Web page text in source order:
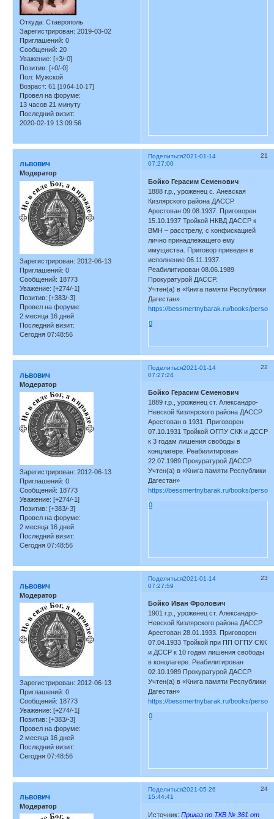
Откуда: Ставрополь
Зарегистрирован: 2019-03-02
Приглашений: 0
Сообщений: 20
Уважение: [+3/-0]
Позитив: [+0/-0]
Пол: Мужской
Возраст: 61 [1964-10-17]
Провел на форуме:
13 часов 21 минуту
Последний визит:
2020-02-19 13:09:56
Поделиться 21
2021-01-14
07:27:00
львович
Модератор
Зарегистрирован: 2012-06-13
Приглашений: 0
Сообщений: 18773
Уважение: [+274/-1]
Позитив: [+383/-3]
Провел на форуме:
2 месяца 16 дней
Последний визит:
Сегодня 07:48:56
Бойко Герасим Семенович
1888 г.р., уроженец с. Аневская
Кизлярского района ДАССР.
Арестован 09.08.1937. Приговорен
15.10.1937 Тройкой НКВД ДАССР к
ВМН – расстрелу, с конфискацией
лично принадлежащего ему
имущества. Приговор приведен в
исполнение 06.11.1937.
Реабилитирован 08.06.1989
Прокуратурой ДАССР.
Учтен(а) в «Книга памяти Республики
Дагестан»
https://bessmertnybarak.ru/books/
0
Поделиться 22
2021-01-14
07:27:24
львович
Модератор
Зарегистрирован: 2012-06-13
Приглашений: 0
Сообщений: 18773
Уважение: [+274/-1]
Позитив: [+383/-3]
Провел на форуме:
2 месяца 16 дней
Последний визит:
Сегодня 07:48:56
Бойко Герасим Семенович
1889 г.р., уроженец ст. Александро-
Невской Кизлярского района ДАССР.
Арестован в 1931. Приговорен
07.10.1931 Тройкой ОГПУ СКК и ДССР
к 3 годам лишения свободы в
концлагере. Реабилитирован
22.07.1989 Прокуратурой ДАССР.
Учтен(а) в «Книга памяти Республики
Дагестан»
https://bessmertnybarak.ru/books/
0
Поделиться 23
2021-01-14
07:27:59
львович
Модератор
Зарегистрирован: 2012-06-13
Приглашений: 0
Сообщений: 18773
Уважение: [+274/-1]
Позитив: [+383/-3]
Провел на форуме:
2 месяца 16 дней
Последний визит:
Сегодня 07:48:56
Бойко Иван Фролович
1901 г.р., уроженец ст. Александро-
Невской Кизлярского района ДАССР.
Арестован 28.01.1933. Приговорен
07.04.1933 Тройкой при ПП ОГПУ СКК
и ДССР к 10 годам лишения свободы
в концлагере. Реабилитирован
02.10.1989 Прокуратурой ДАССР.
Учтен(а) в «Книга памяти Республики
Дагестан»
https://bessmertnybarak.ru/books/
0
Поделиться 24
2021-05-26
15:44:41
львович
Модератор
Источник:Приказ по ТКВ № 361 от